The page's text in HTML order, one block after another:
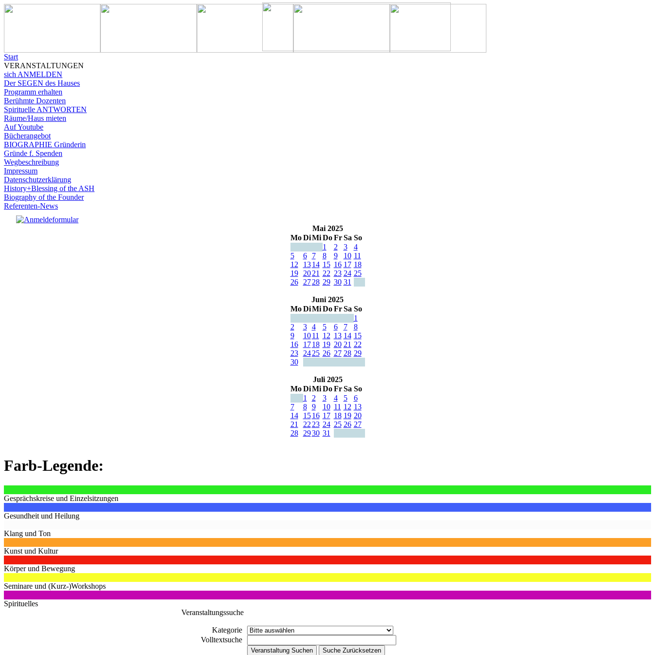
Start
VERANSTALTUNGEN
sich ANMELDEN
Der SEGEN des Hauses
Programm erhalten
Berühmte Dozenten
Spirituelle ANTWORTEN
Räume/Haus mieten
Auf Youtube
Bücherangebot
BIOGRAPHIE Gründerin
Gründe f. Spenden
Wegbeschreibung
Impressum
Datenschutzerklärung
History+Blessing of the ASH
Biography of the Founder
Referenten-News
Mai 2025
Mo DiMi Do Fr Sa So
1
2 3
4
5
6 7 8 9 10 11
12
13 14 15 16 17 18
19
20 21 22 23 24 25
26
27 28 29 30 31
Juni 2025
Mo DiMi Do Fr Sa So
1
2
3 4 5 6 7
8
9
10 11 12 13 14 15
16
17 18 19 20 21 22
23
24 25 26 27 28 29
30
Juli 2025
Mo DiMi Do Fr Sa So
1
2 3 4 5
6
7
8 9 10 11 12 13
14
15 16 17 18 19 20
21
22 23 24 25 26 27
28
2930 31
Farb-Legende:
Gesprächskreise und Einzelsitzungen
Gesundheit und Heilung
Klang und Ton
Kunst und Kultur
Körper und Bewegung
Seminare und (Kurz-)Workshops
Spirituelles
Veranstaltungssuche
Kategorie
Volltextsuche